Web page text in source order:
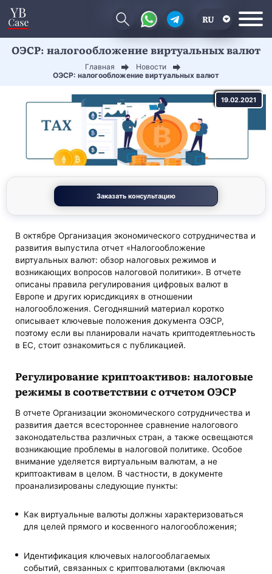
RU
EN
ОЭСР: налогообложение виртуальных валют
Главная
Новости
ОЭСР: налогообложение виртуальных валют
19.02.2021
Заказать консультацию
В октябре Организация экономического сотрудничества и
развития выпустила отчет «Налогообложение
виртуальных валют: обзор налоговых режимов и
возникающих вопросов налоговой политики». В отчете
описаны правила регулирования цифровых валют в
Европе и других юрисдикциях в отношении
налогообложения. Сегодняшний материал коротко
описывает ключевые положения документа ОЭСР,
поэтому если вы планировали начать криптодеятлеьность
в ЕС, стоит ознакомиться с публикацией.
Регулирование криптоактивов: налоговые
режимы в соответствии с отчетом ОЭСР
В отчете Организации экономического сотрудничества и
развития дается всестороннее сравнение налогового
законодательства различных стран, а также освещаются
возникающие проблемы в налоговой политике. Особое
внимание уделяется виртуальным валютам, а не
криптоактивам в целом. В частности, в документе
проанализированы следующие пункты:
Как виртуальные валюты должны характеризоваться
для целей прямого и косвенного налогообложения;
Идентификация ключевых налогооблагаемых
событий, связанных с криптовалютами (включая